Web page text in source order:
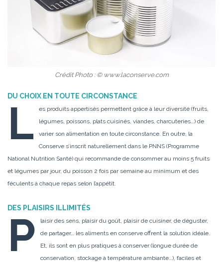
Crédit Photo : © www.laconserve.com
DU CHOIX EN TOUTE CIRCONSTANCE
L
es produits appertisés permettent grâce à leur diversité (fruits,
légumes, poissons, plats cuisinés, viandes, charcuteries…) de
varier son alimentation en toute circonstance. En outre, la
Conserve s’inscrit naturellement dans le PNNS (Programme
National Nutrition Santé) qui recommande de consommer au moins 5 fruits
et légumes par jour, du poisson 2 fois par semaine au minimum et des
féculents à chaque repas selon l’appétit.
DES PLAISIRS ILLIMITÉS
P
laisir des sens, plaisir du goût, plaisir de cuisiner, de déguster,
de partager… les aliments en conserve offrent la solution idéale.
Et, ils sont en plus pratiques à conserver (longue durée de
conservation, stockage à température ambiante…), faciles et